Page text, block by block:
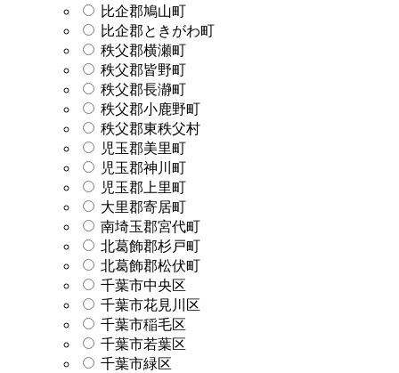
比企郡鳩山町
比企郡ときがわ町
秩父郡横瀬町
秩父郡皆野町
秩父郡長瀞町
秩父郡小鹿野町
秩父郡東秩父村
児玉郡美里町
児玉郡神川町
児玉郡上里町
大里郡寄居町
南埼玉郡宮代町
北葛飾郡杉戸町
北葛飾郡松伏町
千葉市中央区
千葉市花見川区
千葉市稲毛区
千葉市若葉区
千葉市緑区